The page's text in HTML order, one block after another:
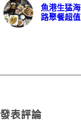
魚港生猛
路聚餐超
發表評論